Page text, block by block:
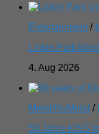
Entertainment /
Linkin Park
4. Aug 2026
Metal/NuMetal /
50 Jahre KISS